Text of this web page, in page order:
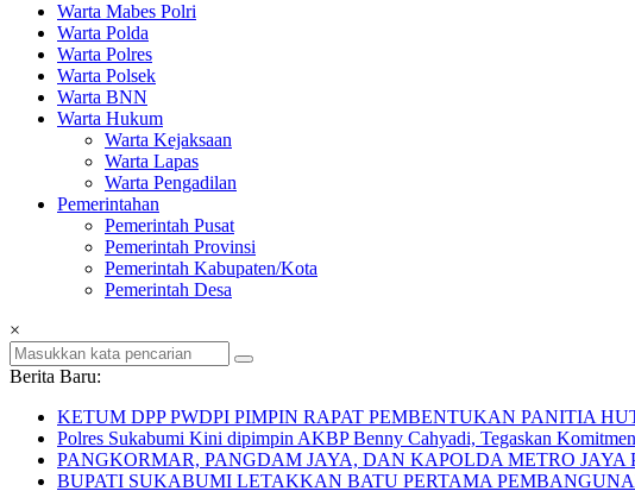
Warta Mabes Polri
Warta Polda
Warta Polres
Warta Polsek
Warta BNN
Warta Hukum
Warta Kejaksaan
Warta Lapas
Warta Pengadilan
Pemerintahan
Pemerintah Pusat
Pemerintah Provinsi
Pemerintah Kabupaten/Kota
Pemerintah Desa
×
Berita Baru:
KETUM DPP PWDPI PIMPIN RAPAT PEMBENTUKAN PANITIA
Polres Sukabumi Kini dipimpin AKBP Benny Cahyadi, Tegaskan
PANGKORMAR, PANGDAM JAYA, DAN KAPOLDA METRO
BUPATI SUKABUMI LETAKKAN BATU PERTAMA